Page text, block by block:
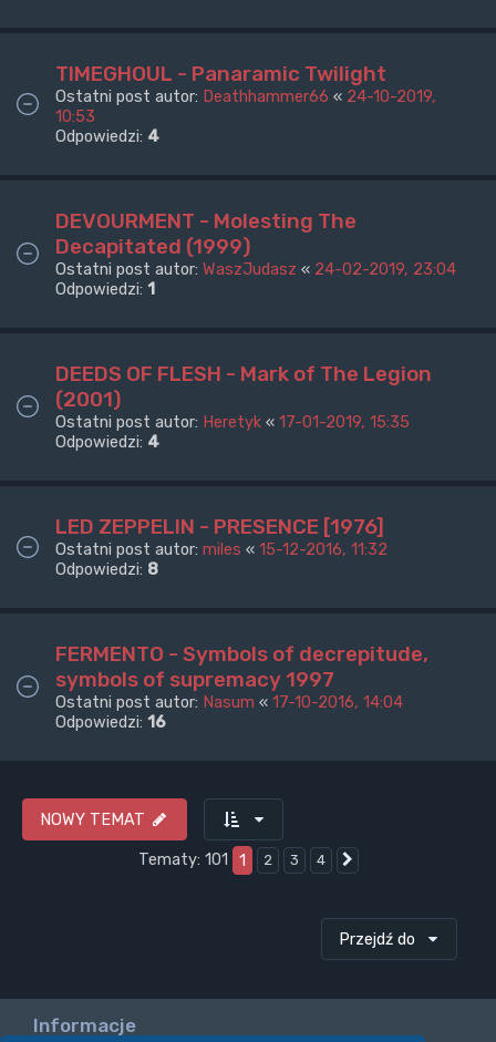
TIMEGHOUL - Panaramic Twilight
Ostatni post autor: Deathhammer66 « 24-10-2019,
10:53
Odpowiedzi: 4
DEVOURMENT - Molesting The
Decapitated (1999)
Ostatni post autor: WaszJudasz « 24-02-2019, 23:04
Odpowiedzi: 1
DEEDS OF FLESH - Mark of The Legion
(2001)
Ostatni post autor: Heretyk « 17-01-2019, 15:35
Odpowiedzi: 4
LED ZEPPELIN - PRESENCE [1976]
Ostatni post autor: miles « 15-12-2016, 11:32
Odpowiedzi: 8
FERMENTO - Symbols of decrepitude,
symbols of supremacy 1997
Ostatni post autor: Nasum « 17-10-2016, 14:04
Odpowiedzi: 16
NOWY TEMAT
Tematy: 101
1 2 3 4
Przejdź do
Informacje